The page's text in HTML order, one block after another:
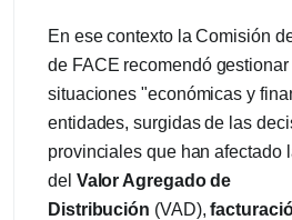
En ese contexto la Comisión
de FACE recomendó
situaciones "económicas y
entidades, surgidas de las
provinciales que han afectado
del Valor Agregado de
Distribución (VAD),